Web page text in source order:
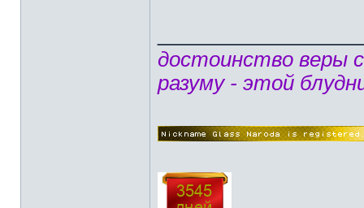
достоинство веры
разуму - этой